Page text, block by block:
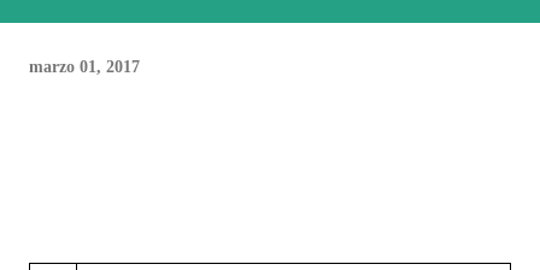
marzo 01, 2017